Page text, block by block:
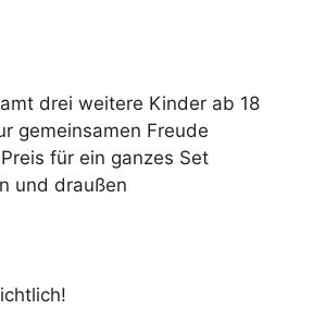
drei weitere Kinder ab 18
gemeinsamen Freude
für ein ganzes Set
und draußen